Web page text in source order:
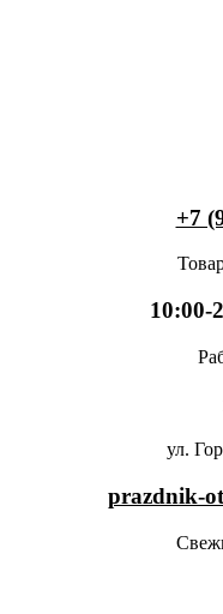
+7
10:00-
ул.
prazdnik-